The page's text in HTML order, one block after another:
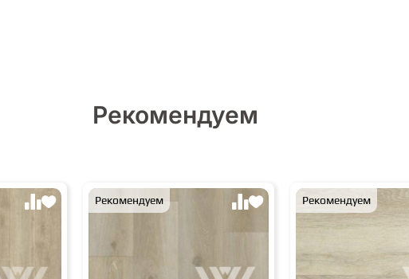
Рекомендуем
Рекомендуем Рекомендуем